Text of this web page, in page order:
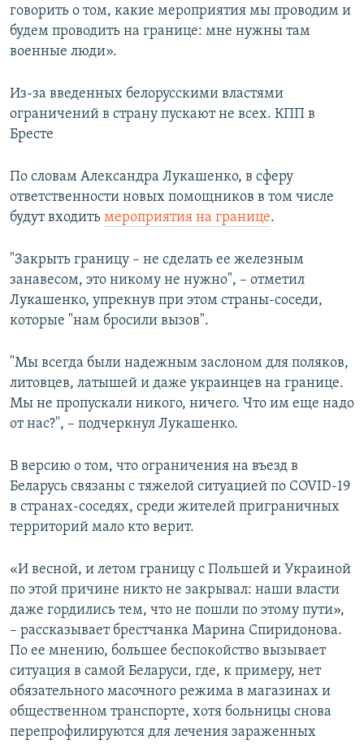
говорить о том, какие мероприятия мы проводим и
будем проводить на границе: мне нужны там
военные люди».
Из-за введенных белорусскими властями
ограничений в страну пускают не всех. КПП в
Бресте
По словам Александра Лукашенко, в сферу
ответственности новых помощников в том числе
будут входить мероприятия на границе.
"Закрыть границу – не сделать ее железным
занавесом, это никому не нужно", – отметил
Лукашенко, упрекнув при этом страны-соседи,
которые "нам бросили вызов".
"Мы всегда были надежным заслоном для поляков,
литовцев, латышей и даже украинцев на границе.
Мы не пропускали никого, ничего. Что им еще надо
от нас?", – подчеркнул Лукашенко.
В версию о том, что ограничения на въезд в
Беларусь связаны с тяжелой ситуацией по COVID-19
в странах-соседях, среди жителей приграничных
территорий мало кто верит.
«И весной, и летом границу с Польшей и Украиной
по этой причине никто не закрывал: наши власти
даже гордились тем, что не пошли по этому пути»,
– рассказывает брестчанка Марина Спиридонова.
По ее мнению, большее беспокойство вызывает
ситуация в самой Беларуси, где, к примеру, нет
обязательного масочного режима в магазинах и
общественном транспорте, хотя больницы снова
перепрофилируются для лечения зараженных